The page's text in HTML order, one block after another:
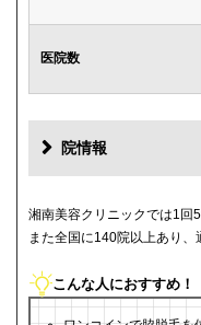
医院数
院情報
湘南美容クリニックでは1回
また全国に140院以上あり、
こんな人におすすめ！